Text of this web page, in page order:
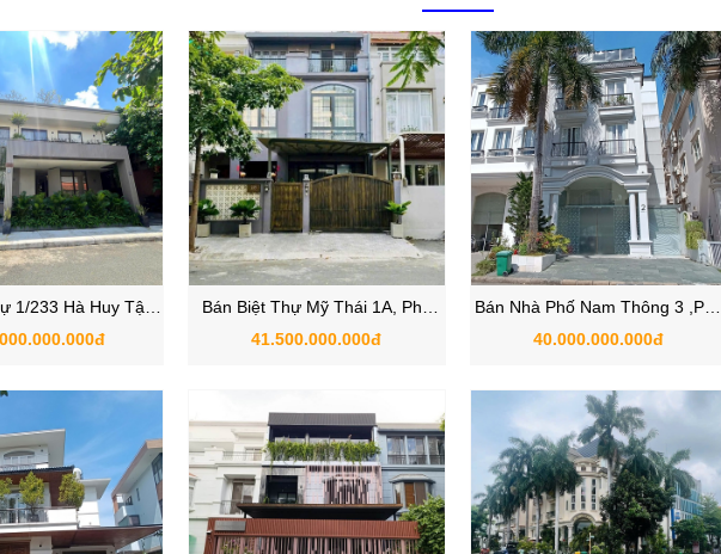
1/233 Hà Huy Tập,
Phú Gia, Phường
Bán Biệt Thự Mỹ Thái 1A, Phú
Mỹ Hưng, Quận 7
41.500.000.000đ
Bán Nhà Phố Nam Thông 3 ,Phú
Mỹ Hưng, Quận 7
40.000.000.000đ